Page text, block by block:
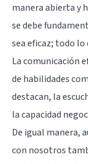
manera abierta y
se debe
sea eficaz; todo lo
La comunicación
de habilidades
destacan, la
la capacidad
De igual manera,
con nosotros